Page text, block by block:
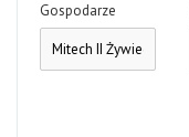
Gospodarze